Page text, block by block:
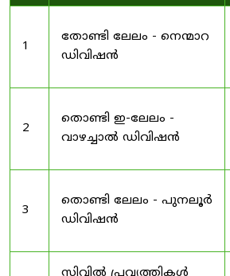
1
തോണ്ടി ലേലം - നെന്മാറ
ഡിവിഷൻ
2
തൊണ്ടി ഇ-ലേലം -
വാഴച്ചാൽ ഡിവിഷൻ
3
തൊണ്ടി ലേലം - പുനലൂർ
ഡിവിഷൻ